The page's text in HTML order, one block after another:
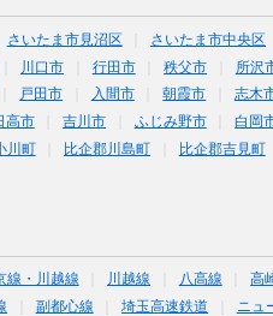
さいたま市見沼区 さいたま市中央区
川口市 行田市 秩父市 所沢
戸田市 入間市 朝霞市 志木
高市 吉川市 ふじみ野市 白岡
川町 比企郡川島町 比企郡吉見町
線・川越線 川越線 八高線 高
副都心線 埼玉高速鉄道 ニュ